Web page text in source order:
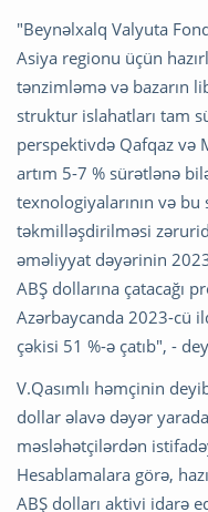
"Beynəlxalq Valyuta
Asiya regionu üçün
tənzimləmə və bazarın
struktur islahatları tam
perspektivdə Qafqaz və
artım 5-7 % sürətlənə
texnologiyalarının və
təkmilləşdirilməsi
əməliyyat dəyərinin
ABŞ dollarına çatacağı
Azərbaycanda 2023-cü
çəkisi 51 %-ə çatıb", -
V.Qasımlı həmçinin
dollar əlavə dəyər
məsləhətçilərdən
Hesablamalara görə,
ABŞ dolları aktivi idarə